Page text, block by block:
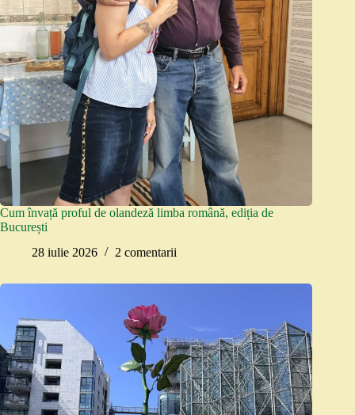
Cum învață proful de olandeză limba română, ediția de
București
28 iulie 2026
2 comentarii